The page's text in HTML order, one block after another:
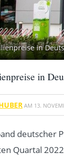
in
in
AM 13.
deutscher
Quartal